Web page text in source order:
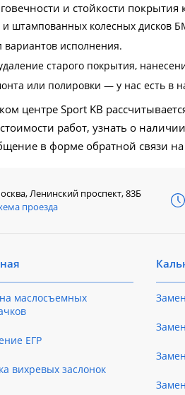
и стойкости
штампованных колесных дисков
исполнения.
старого покрытия,
или полировки — у нас есть в
центре Sport KB
работ, узнать о
в форме обратной связи на
Ленинский проспект, 83Б
проезда
маслосъемных
ЕГР
вихревых заслонок